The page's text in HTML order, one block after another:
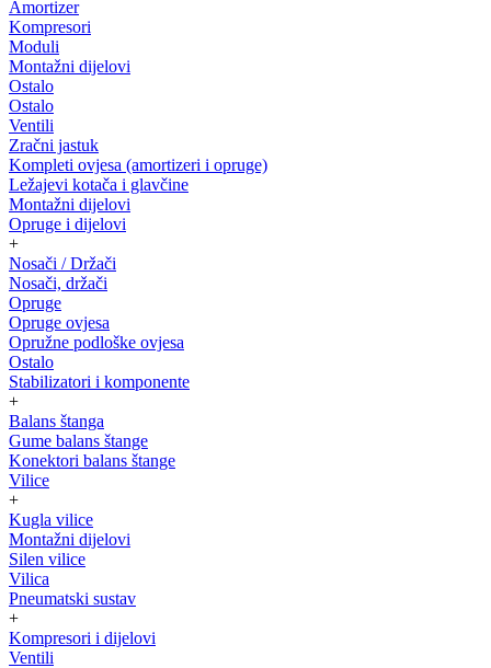
Amortizer
Kompresori
Moduli
Montažni dijelovi
Ostalo
Ostalo
Ventili
Zračni jastuk
Kompleti ovjesa (amortizeri i opruge)
Ležajevi kotača i glavčine
Montažni dijelovi
Opruge i dijelovi
+
Nosači / Držači
Nosači, držači
Opruge
Opruge ovjesa
Opružne podloške ovjesa
Ostalo
Stabilizatori i komponente
+
Balans štanga
Gume balans štange
Konektori balans štange
Vilice
+
Kugla vilice
Montažni dijelovi
Silen vilice
Vilica
Pneumatski sustav
+
Kompresori i dijelovi
Ventili